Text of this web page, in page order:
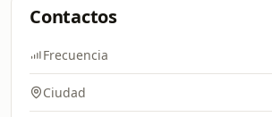
Contactos
Frecuencia
Ciudad